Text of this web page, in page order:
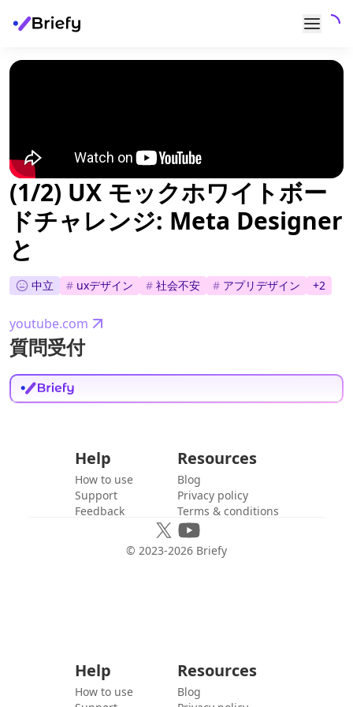
(1/2) UX モックホワイトボー
ドチャレンジ: Meta Designer
と
中立 # uxデザイン # 社会不安 # アプリデザイン +2
youtube.com
質問受付
Help
How to use
Support
Feedback
Resources
Blog
Privacy policy
Terms & conditions
© 2023-2026 Briefy
Help
How to use
Resources
Blog